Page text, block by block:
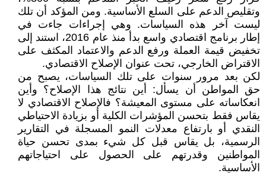
وتقليص الدعم على السلع الأساسية. ومن المؤكد أن تلك
ليست آخر هذه السياسات. وهي إجراءات جاءت في
إطار برنامج اقتصادي واسع بدأ منذ عام 2016، استند إلى
تخفيض قيمة العملة ورفع الدعم والاعتماد المكثف على
الاقتراض الخارجي، تحت عنوان الإصلاح الاقتصادي.
لكن بعد مرور سنوات على تلك السياسات، يصبح من
حق المواطن أن يسأل: أين نتائج هذا الإصلاح؟ وأين
انعكاساته على مستوى المعيشة؟ فالإصلاح الاقتصادي لا
يقاس فقط بتحسن المؤشرات الكلية أو بزيادة الاحتياطي
النقدي أو بارتفاع معدلات النمو المسجلة في التقارير
الرسمية، بل يقاس قبل كل شيء بمدى تحسن حياة
المواطنين وقدرتهم على الحصول على احتياجاتهم
الأساسية.